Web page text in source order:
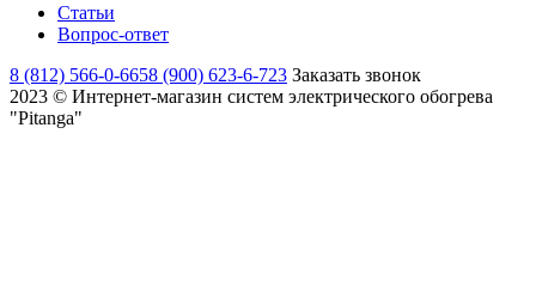
Статьи
Вопрос-ответ
8 (812) 566-0-6658 (900) 623-6-723 Заказать звонок
2023 © Интернет-магазин систем электрического обогрева
"Pitanga"